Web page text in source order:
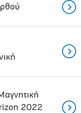
2022